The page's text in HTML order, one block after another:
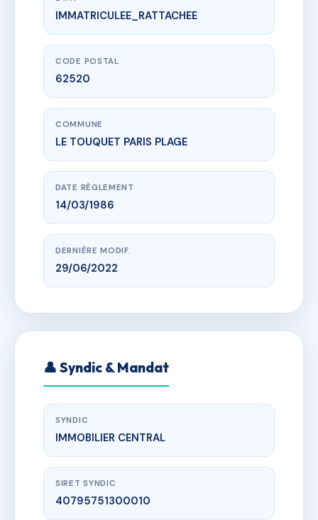
www.vme.plus/AE4074860
LES MARINES
BOULEVARD DE LA CANCHE
62520 LE TOUQUET PARIS PLAGE
IMMATRICULEE_RATTACHEE
CODE POSTAL
62520
COMMUNE
LE TOUQUET PARIS PLAGE
DATE RÈGLEMENT
14/03/1986
DERNIÈRE MODIF.
29/06/2022
👤 Syndic & Mandat
SYNDIC
IMMOBILIER CENTRAL
SIRET SYNDIC
40795751300010